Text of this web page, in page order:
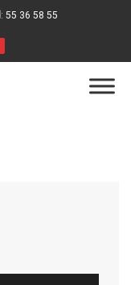
: 55 36 58 55